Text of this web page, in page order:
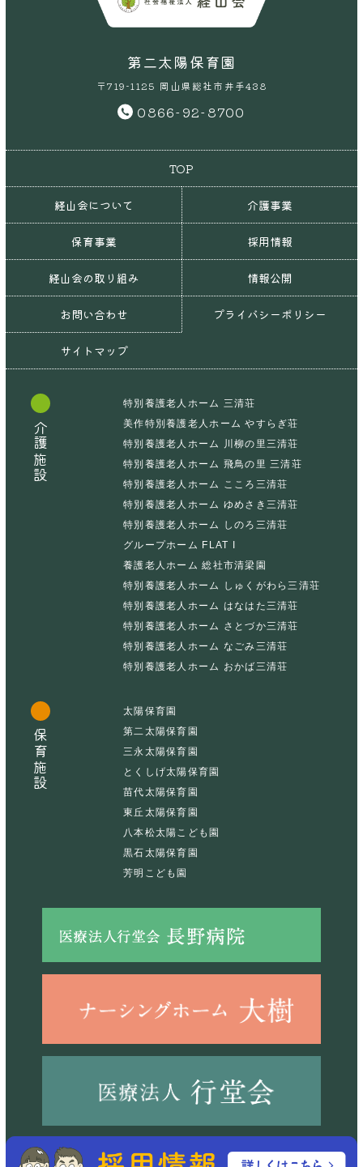
第二太陽保育園
〒719-1125 岡山県総社市井手438
0866-92-8700
TOP
経山会について 介護事業
保育事業 採用情報
経山会の取り組み 情報公開
お問い合わせ プライバシーポリシー
サイトマップ
介護施設
特別養護老人ホーム 三清荘
美作特別養護老人ホーム やすらぎ荘
特別養護老人ホーム 川柳の里三清荘
特別養護老人ホーム 飛鳥の里 三清荘
特別養護老人ホーム こころ三清荘
特別養護老人ホーム ゆめさき三清荘
特別養護老人ホーム しのろ三清荘
グループホーム FLAT I
養護老人ホーム 総社市清梁園
特別養護老人ホーム しゅくがわら三清荘
特別養護老人ホーム はなはた三清荘
特別養護老人ホーム さとづか三清荘
特別養護老人ホーム なごみ三清荘
特別養護老人ホーム おかば三清荘
保育施設
太陽保育園
第二太陽保育園
三永太陽保育園
とくしげ太陽保育園
苗代太陽保育園
東丘太陽保育園
八本松太陽こども園
黒石太陽保育園
芳明こども園
©2023 社会福祉法人経山会